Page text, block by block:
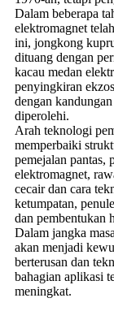
Dalam beberapa
elektromagnet
ini, jongkong
dituang dengan
kacau medan
penyingkiran
dengan
diperolehi.
Arah teknologi
memperbaiki
pemejalan pantas,
elektromagnet,
cecair dan cara
ketumpatan,
dan pembentukan
Dalam jangka
akan menjadi
berterusan dan
bahagian aplikasi
meningkat.